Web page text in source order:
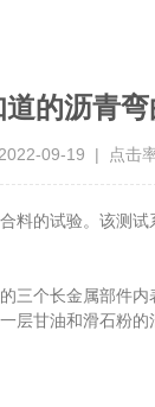
的沥青
09-19 | 点击
料的试验。该测
三个长金属部件
甘油和滑石粉的